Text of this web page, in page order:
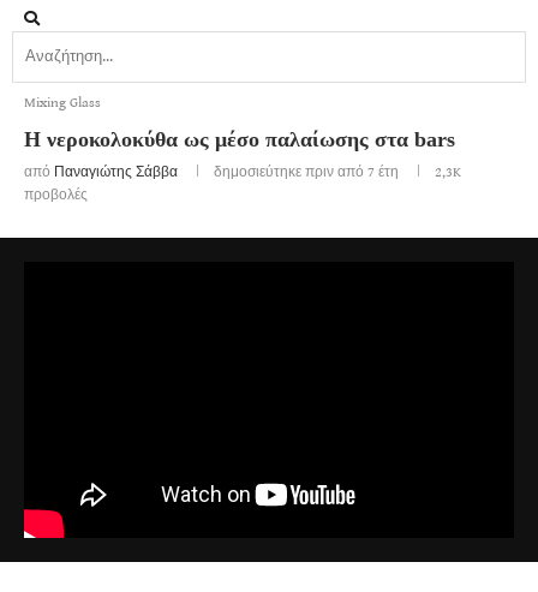
Mixing Glass
Η νεροκολοκύθα ως μέσο παλαίωσης στα bars
από Παναγιώτης Σάββα δημοσιεύτηκε πριν από 7 έτη
2,3K
προβολές